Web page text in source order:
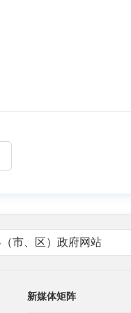
市、区）政府网站
新媒体矩阵